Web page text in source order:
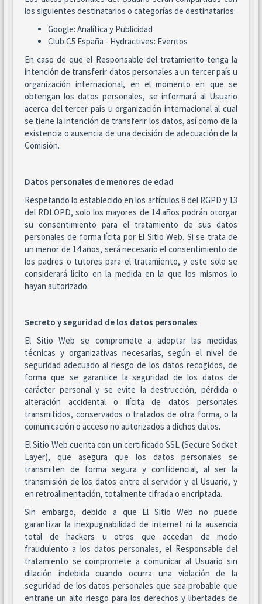
los siguientes destinatarios o categorías de destinatarios:
Google: Analítica y Publicidad
Club C5 España - Hydractives: Eventos
En caso de que el Responsable del tratamiento tenga la
intención de transferir datos personales a un tercer país u
organización internacional, en el momento en que se
obtengan los datos personales, se informará al Usuario
acerca del tercer país u organización internacional al cual
se tiene la intención de transferir los datos, así como de la
existencia o ausencia de una decisión de adecuación de la
Comisión.
Datos personales de menores de edad
Respetando lo establecido en los artículos 8 del RGPD y 13
del RDLOPD, solo los mayores de 14 años podrán otorgar
su consentimiento para el tratamiento de sus datos
personales de forma lícita por El Sitio Web. Si se trata de
un menor de 14 años, será necesario el consentimiento de
los padres o tutores para el tratamiento, y este solo se
considerará lícito en la medida en la que los mismos lo
hayan autorizado.
Secreto y seguridad de los datos personales
El Sitio Web se compromete a adoptar las medidas
técnicas y organizativas necesarias, según el nivel de
seguridad adecuado al riesgo de los datos recogidos, de
forma que se garantice la seguridad de los datos de
carácter personal y se evite la destrucción, pérdida o
alteración accidental o ilícita de datos personales
transmitidos, conservados o tratados de otra forma, o la
comunicación o acceso no autorizados a dichos datos.
El Sitio Web cuenta con un certificado SSL (Secure Socket
Layer), que asegura que los datos personales se
transmiten de forma segura y confidencial, al ser la
transmisión de los datos entre el servidor y el Usuario, y
en retroalimentación, totalmente cifrada o encriptada.
Sin embargo, debido a que El Sitio Web no puede
garantizar la inexpugnabilidad de internet ni la ausencia
total de hackers u otros que accedan de modo
fraudulento a los datos personales, el Responsable del
tratamiento se compromete a comunicar al Usuario sin
dilación indebida cuando ocurra una violación de la
seguridad de los datos personales que sea probable que
entrañe un alto riesgo para los derechos y libertades de